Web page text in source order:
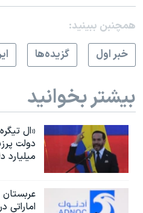
همچنبن ببینید:
خبر اول
گزيده‌ها
بیشتر بخوانید
«ال
دولت
میلیارد
عربستان
اماراتی